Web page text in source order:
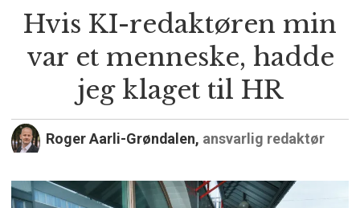
Hvis KI-redaktøren min
var et menneske, hadde
jeg klaget til HR
Roger Aarli-Grøndalen, ansvarlig redaktør